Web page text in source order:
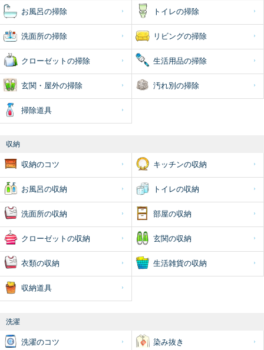
お風呂の掃除 トイレの掃除
洗面所の掃除 リビングの掃除
クローゼットの掃除 生活用品の掃除
玄関・屋外の掃除 汚れ別の掃除
掃除道具
収納
収納のコツ キッチンの収納
お風呂の収納 トイレの収納
洗面所の収納 部屋の収納
クローゼットの収納 玄関の収納
衣類の収納 生活雑貨の収納
収納道具
洗濯
洗濯のコツ 染み抜き